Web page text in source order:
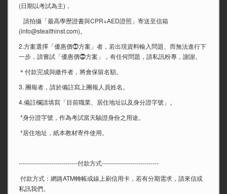
(日期以考試為主)，
請拍攝「最高學歷證書與CPR+AED證照」寄送至信箱
(info@stealthinst.com)。
2.方案選擇「優惠價⓵方案」者，若出現資料輸入問題、而無法進行下
一步，請嘗試「優惠價⓶方案」，有任何問題，請私訊粉專，謝謝。
＊付款完成與繳件者，將會保留名額。
3. 團報者，請於備註寫上團報人員姓名。
4.備註欄請填寫「目前職業、居住地址以及身分證字號」。
*身分證字號，作為考試當天驗證身份之用途。
*居住地址，紙本教材寄件使用。
-----------------------------付款方式----------------------------
付款方式：網路ATM轉帳或線上刷信用卡，若有分期需求，請來信或
私訊我們。